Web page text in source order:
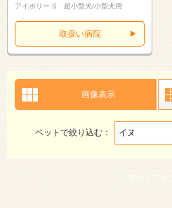
アイボリー S 超小型犬/小型犬用
取扱い病院
画像表示
ペットで絞り込む：
スマートフォ